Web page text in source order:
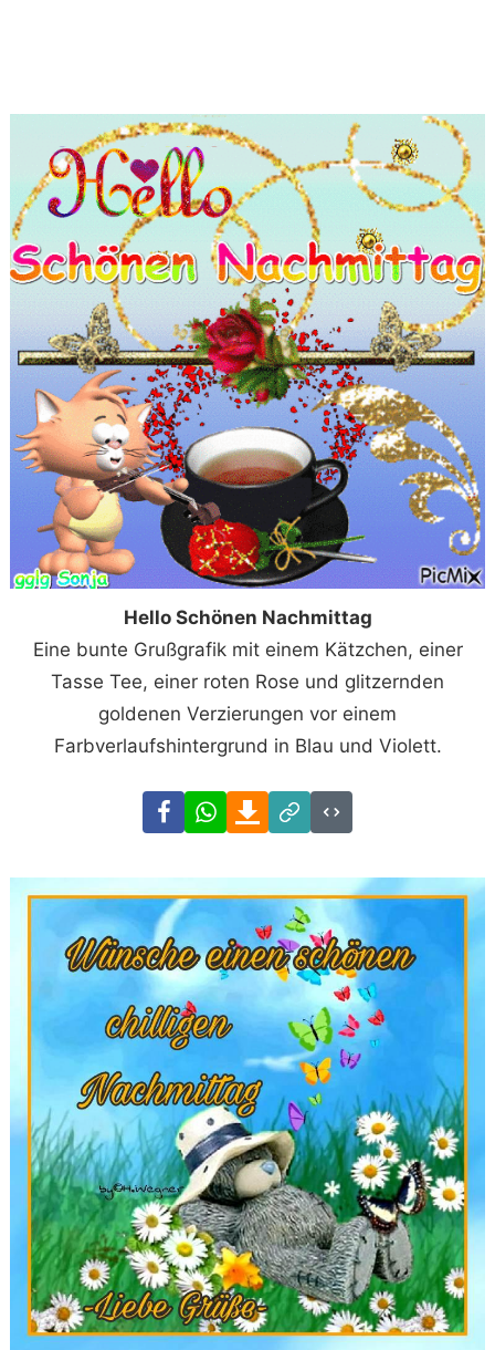
Hello Schönen Nachmittag
Eine bunte Grußgrafik mit einem Kätzchen, einer
Tasse Tee, einer roten Rose und glitzernden
goldenen Verzierungen vor einem
Farbverlaufshintergrund in Blau und Violett.
FacebookWhatsAppDownload
Link
Code